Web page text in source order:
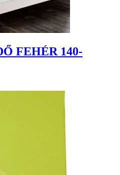
FEHÉR 140-